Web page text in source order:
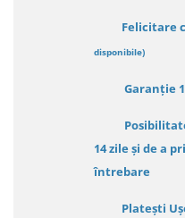
Felicitare
disponibile)
Garanție
14 zileși de a
întrebare
Platești